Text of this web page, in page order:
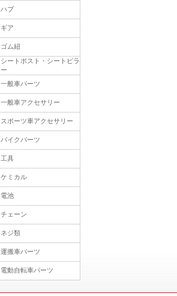
ハブ
ギア
ゴム紐
シートポスト・シートピラ
ー
一般車パーツ
一般車アクセサリー
スポーツ車アクセサリー
バイクパーツ
工具
ケミカル
電池
チェーン
ネジ類
運搬車パーツ
電動自転車パーツ